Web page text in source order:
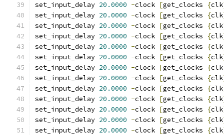
set_input_delay 20.0000 -clock [get_clocks {clk
set_input_delay 20.0000 -clock [get_clocks {clk
set_input_delay 20.0000 -clock [get_clocks {clk
set_input_delay 20.0000 -clock [get_clocks {clk
set_input_delay 20.0000 -clock [get_clocks {clk
set_input_delay 20.0000 -clock [get_clocks {clk
set_input_delay 20.0000 -clock [get_clocks {clk
set_input_delay 20.0000 -clock [get_clocks {clk
set_input_delay 20.0000 -clock [get_clocks {clk
set_input_delay 20.0000 -clock [get_clocks {clk
set_input_delay 20.0000 -clock [get_clocks {clk
set_input_delay 20.0000 -clock [get_clocks {clk
set_input_delay 20.0000 -clock [get_clocks {clk